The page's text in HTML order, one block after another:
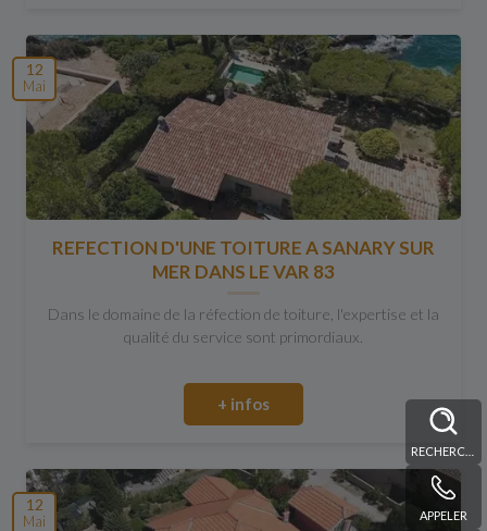
APPELER
12
Mai
REFECTION D'UNE TOITURE A SANARY SUR
MER DANS LE VAR 83
Dans le domaine de la réfection de toiture, l'expertise et la
qualité du service sont primordiaux.
+ infos
12
Mai